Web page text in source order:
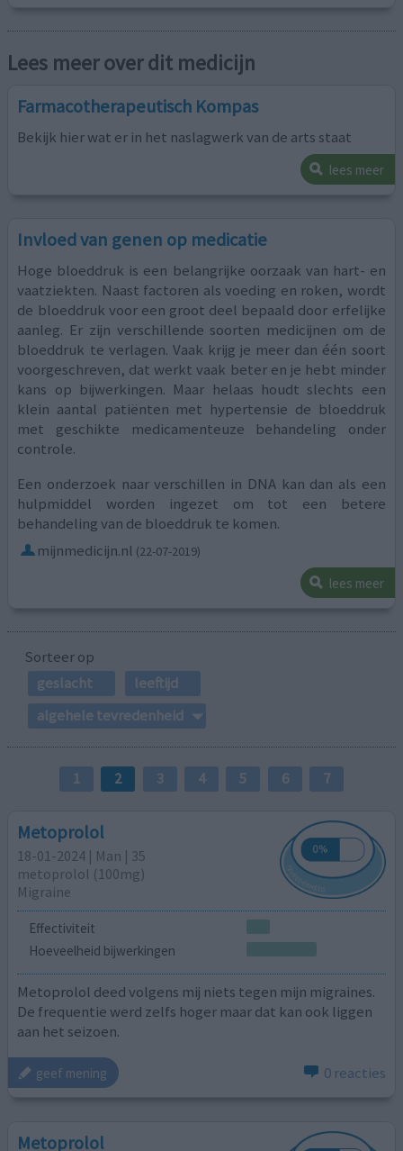
Lees meer over dit medicijn
Farmacotherapeutisch Kompas
Bekijk hier wat er in het naslagwerk van de arts staat
lees meer
Invloed van genen op medicatie
Hoge bloeddruk is een belangrijke oorzaak van hart- en
vaatziekten. Naast factoren als voeding en roken, wordt
de bloeddruk voor een groot deel bepaald door erfelijke
aanleg. Er zijn verschillende soorten medicijnen om de
bloeddruk te verlagen. Vaak krijg je meer dan één soort
voorgeschreven, dat werkt vaak beter en je hebt minder
kans op bijwerkingen. Maar helaas houdt slechts een
klein aantal patiënten met hypertensie de bloeddruk
met geschikte medicamenteuze behandeling onder
controle.
Een onderzoek naar verschillen in DNA kan dan als een
hulpmiddel worden ingezet om tot een betere
behandeling van de bloeddruk te komen.
mijnmedicijn.nl (22-07-2019)
lees meer
Sorteer op
geslacht
leeftijd
algehele tevredenheid
1 2 3 4 5 6 7
Metoprolol
18-01-2024 | Man | 35
metoprolol (100mg)
Migraine
Effectiviteit
Hoeveelheid bijwerkingen
Metoprolol deed volgens mij niets tegen mijn migraines.
De frequentie werd zelfs hoger maar dat kan ook liggen
aan het seizoen.
geef mening 0 reacties
Metoprolol